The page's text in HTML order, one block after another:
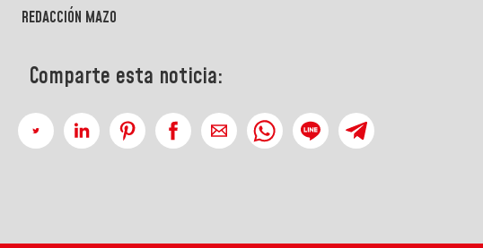
REDACCIÓN MAZO
Comparte esta noticia: